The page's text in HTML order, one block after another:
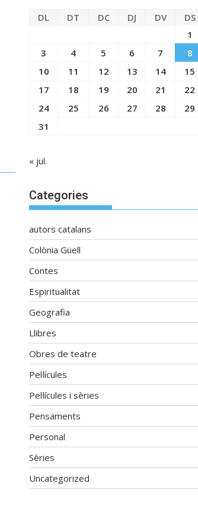
DL DT DC DJ DV DS
1
3
4 5 6 7 8
10
11 12 13 14 15
17
18 19 20 21 22
24
25 26 27 28 29
31
« jul.
Categories
autors catalans
Colònia Güell
Contes
Espiritualitat
Geografia
Llibres
Obres de teatre
Pel·lícules
Pel·lícules i sèries
Pensaments
Personal
Sèries
Uncategorized